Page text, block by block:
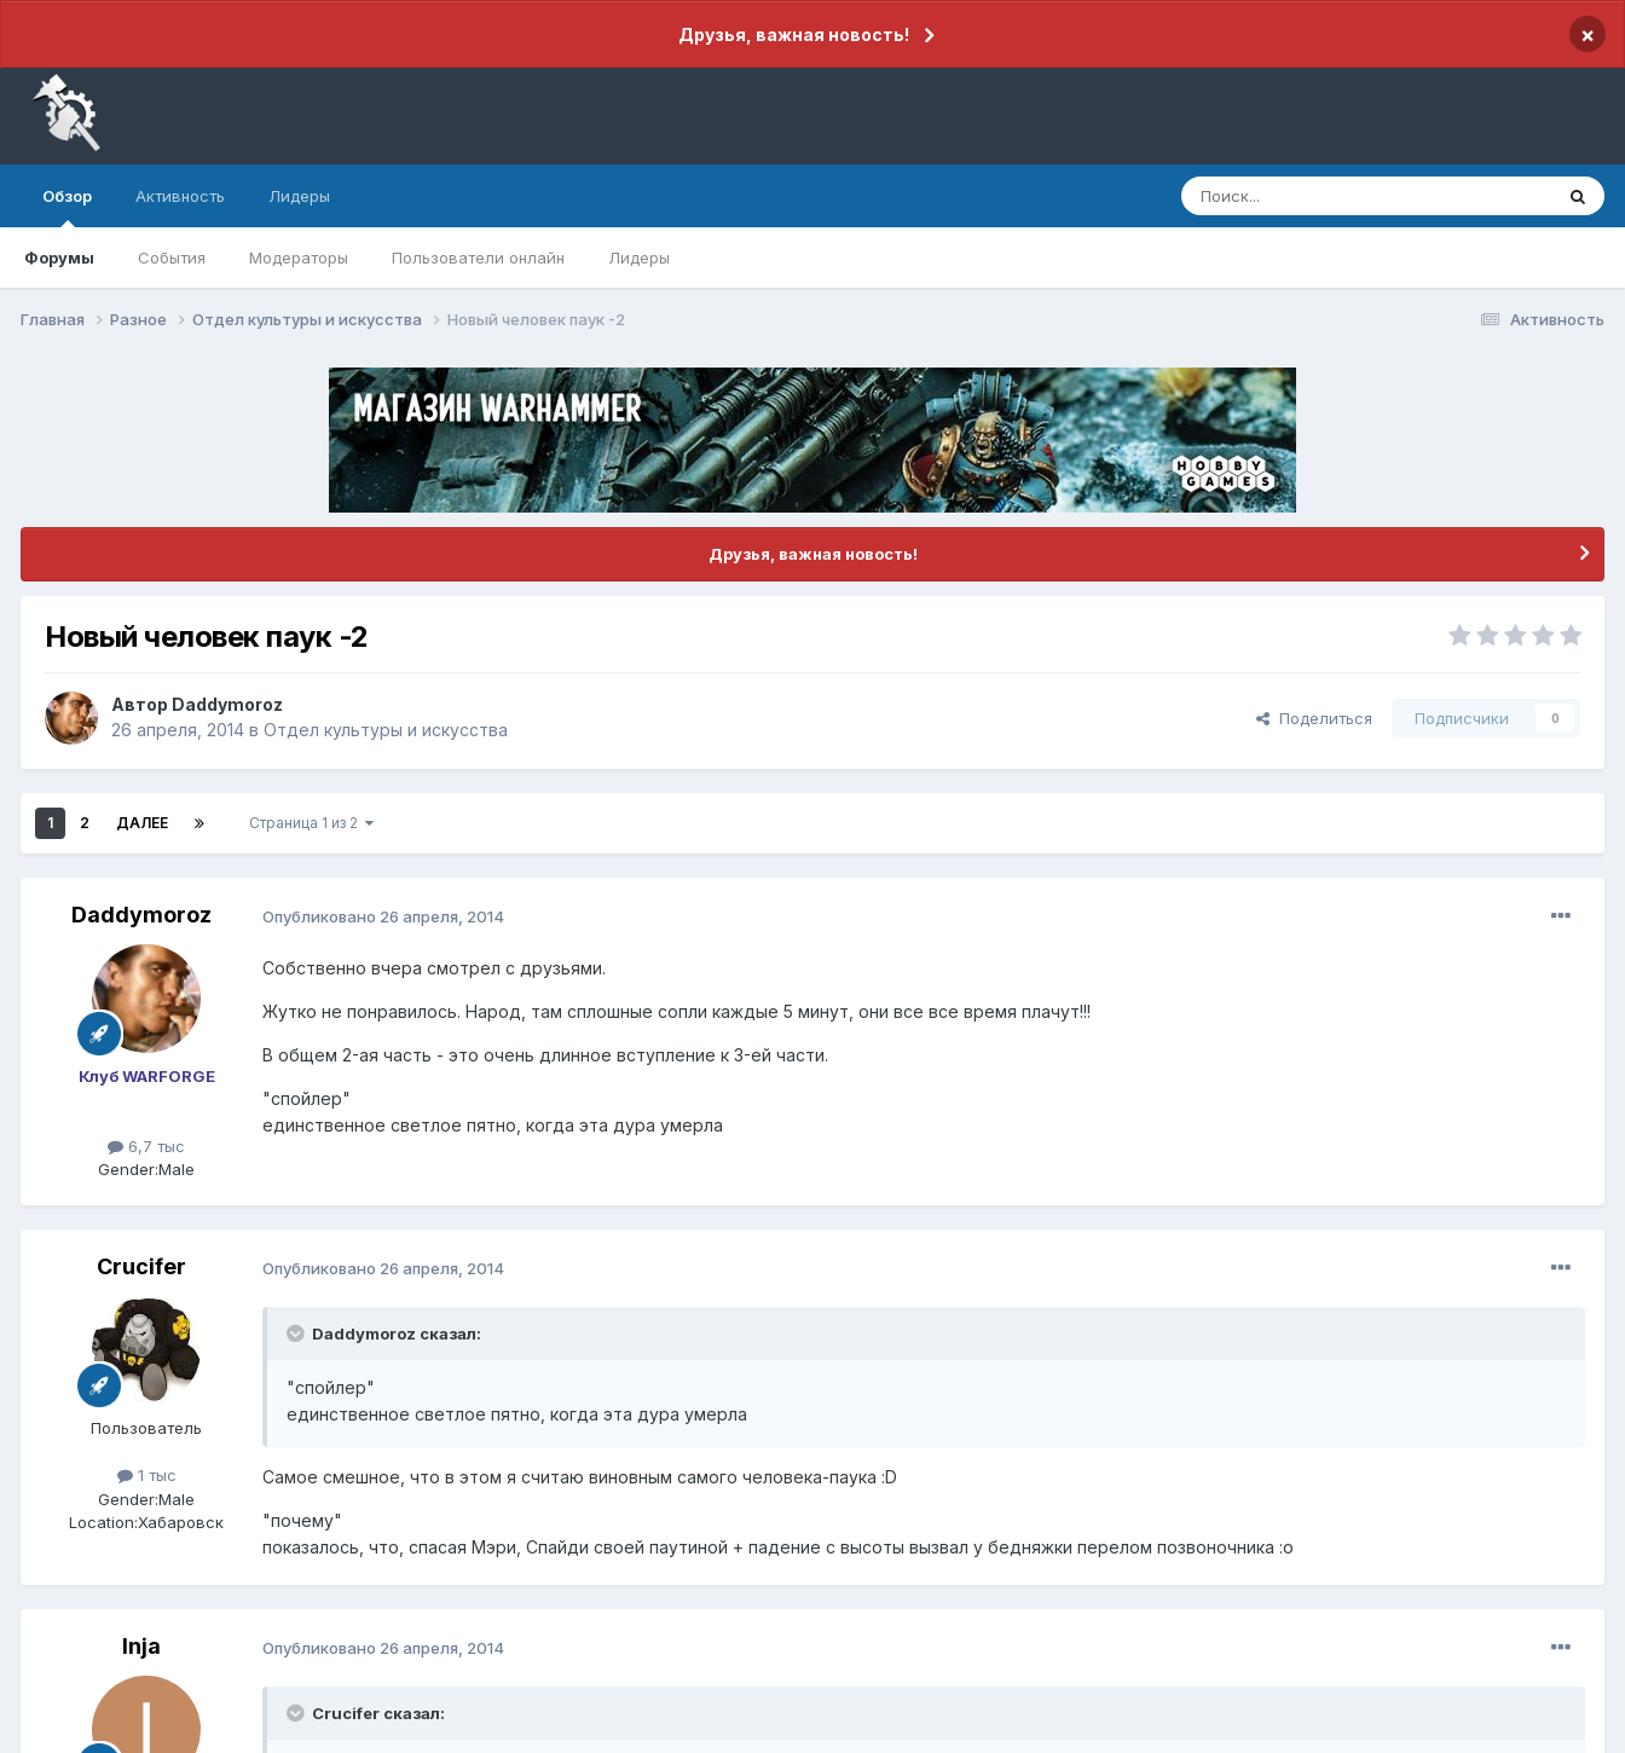
Друзья, важная новость! ×
Обзор
Форумы События Модераторы Пользователи онлайн Лидеры
Активность Лидеры
Активность
Главная Разное Отдел культуры и искусства Новый человек паук -2
Друзья, важная новость!
Новый человек паук -2
Автор Daddymoroz
26 апреля, 2014 в Отдел культуры и искусства
Поделиться Подписчики 0
1 2 ДАЛЕЕ Страница 1 из 2
Daddymoroz
Клуб WARFORGE
6,7 тыс
Gender:Male
Опубликовано 26 апреля, 2014
Собственно вчера смотрел с друзьями.
Жутко не понравилось. Народ, там сплошные сопли каждые 5 минут, они все все время плачут!!!
В общем 2-ая часть - это очень длинное вступление к 3-ей части.
"спойлер"
единственное светлое пятно, когда эта дура умерла
Crucifer
Пользователь
1 тыс
Gender:Male
Location:Хабаровск
Опубликовано 26 апреля, 2014
Daddymoroz сказал:
"спойлер"
единственное светлое пятно, когда эта дура умерла
Самое смешное, что в этом я считаю виновным самого человека-паука :D
"почему"
показалось, что, спасая Мэри, Спайди своей паутиной + падение с высоты вызвал у бедняжки перелом позвоночника :o
Inja Опубликовано 26 апреля, 2014
Crucifer сказал: